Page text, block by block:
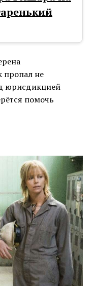
пропал не
юрисдикцией
помочь